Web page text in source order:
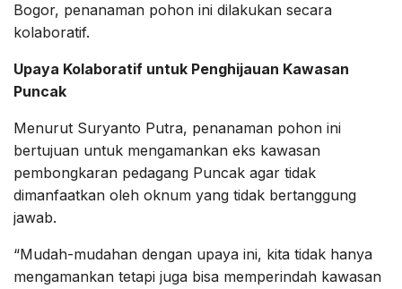
Bogor, penanaman pohon ini dilakukan secara
kolaboratif.
Upaya Kolaboratif untuk Penghijauan Kawasan
Puncak
Menurut Suryanto Putra, penanaman pohon ini
bertujuan untuk mengamankan eks kawasan
pembongkaran pedagang Puncak agar tidak
dimanfaatkan oleh oknum yang tidak bertanggung
jawab.
“Mudah-mudahan dengan upaya ini, kita tidak hanya
mengamankan tetapi juga bisa memperindah kawasan